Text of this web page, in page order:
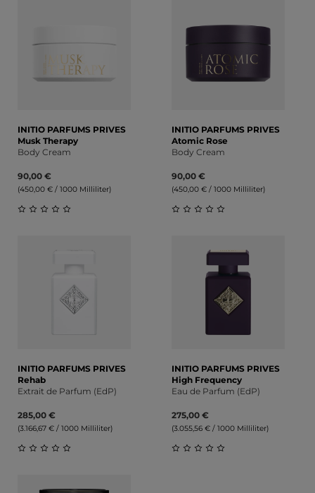
INITIO PARFUMS PRIVES
Musk Therapy
Body Cream
90,00 €
(450,00 € / 1000 Milliliter)
INITIO PARFUMS PRIVES
Atomic Rose
Body Cream
90,00 €
(450,00 € / 1000 Milliliter)
INITIO PARFUMS PRIVES
Rehab
Extrait de Parfum (EdP)
285,00 €
(3.166,67 € / 1000 Milliliter)
INITIO PARFUMS PRIVES
High Frequency
Eau de Parfum (EdP)
275,00 €
(3.055,56 € / 1000 Milliliter)